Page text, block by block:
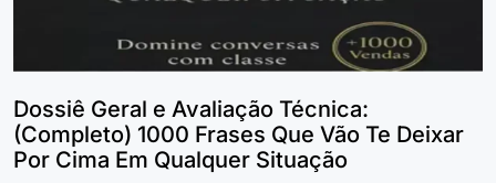
Dossiê Geral e Avaliação Técnica:
(Completo) 1000 Frases Que Vão Te Deixar
Por Cima Em Qualquer Situação